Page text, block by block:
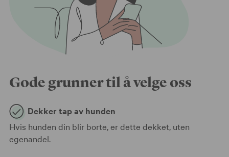
Gode grunner til å velge oss
Dekker tap av hunden
Hvis hunden din blir borte, er dette dekket, uten
egenandel.